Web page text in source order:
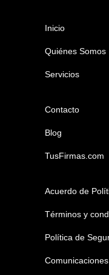
Inicio
Quiénes Somos
Servicios
Contacto
Blog
TusFirmas.com
Acuerdo de
Términos y
Política de